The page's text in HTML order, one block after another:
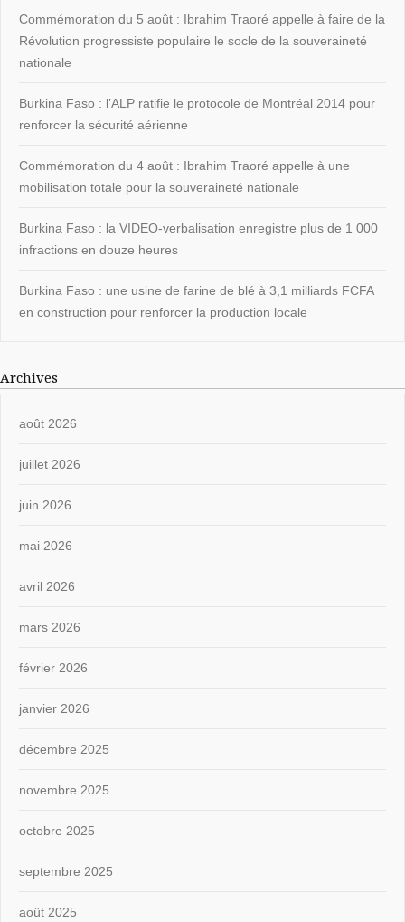
Commémoration du 5 août : Ibrahim Traoré appelle à faire de la
Révolution progressiste populaire le socle de la souveraineté
nationale
Burkina Faso : l’ALP ratifie le protocole de Montréal 2014 pour
renforcer la sécurité aérienne
Commémoration du 4 août : Ibrahim Traoré appelle à une
mobilisation totale pour la souveraineté nationale
Burkina Faso : la VIDEO-verbalisation enregistre plus de 1 000
infractions en douze heures
Burkina Faso : une usine de farine de blé à 3,1 milliards FCFA
en construction pour renforcer la production locale
Archives
août 2026
juillet 2026
juin 2026
mai 2026
avril 2026
mars 2026
février 2026
janvier 2026
décembre 2025
novembre 2025
octobre 2025
septembre 2025
août 2025